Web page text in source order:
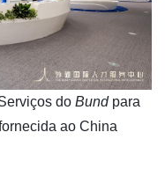
do Bundpara
ao China